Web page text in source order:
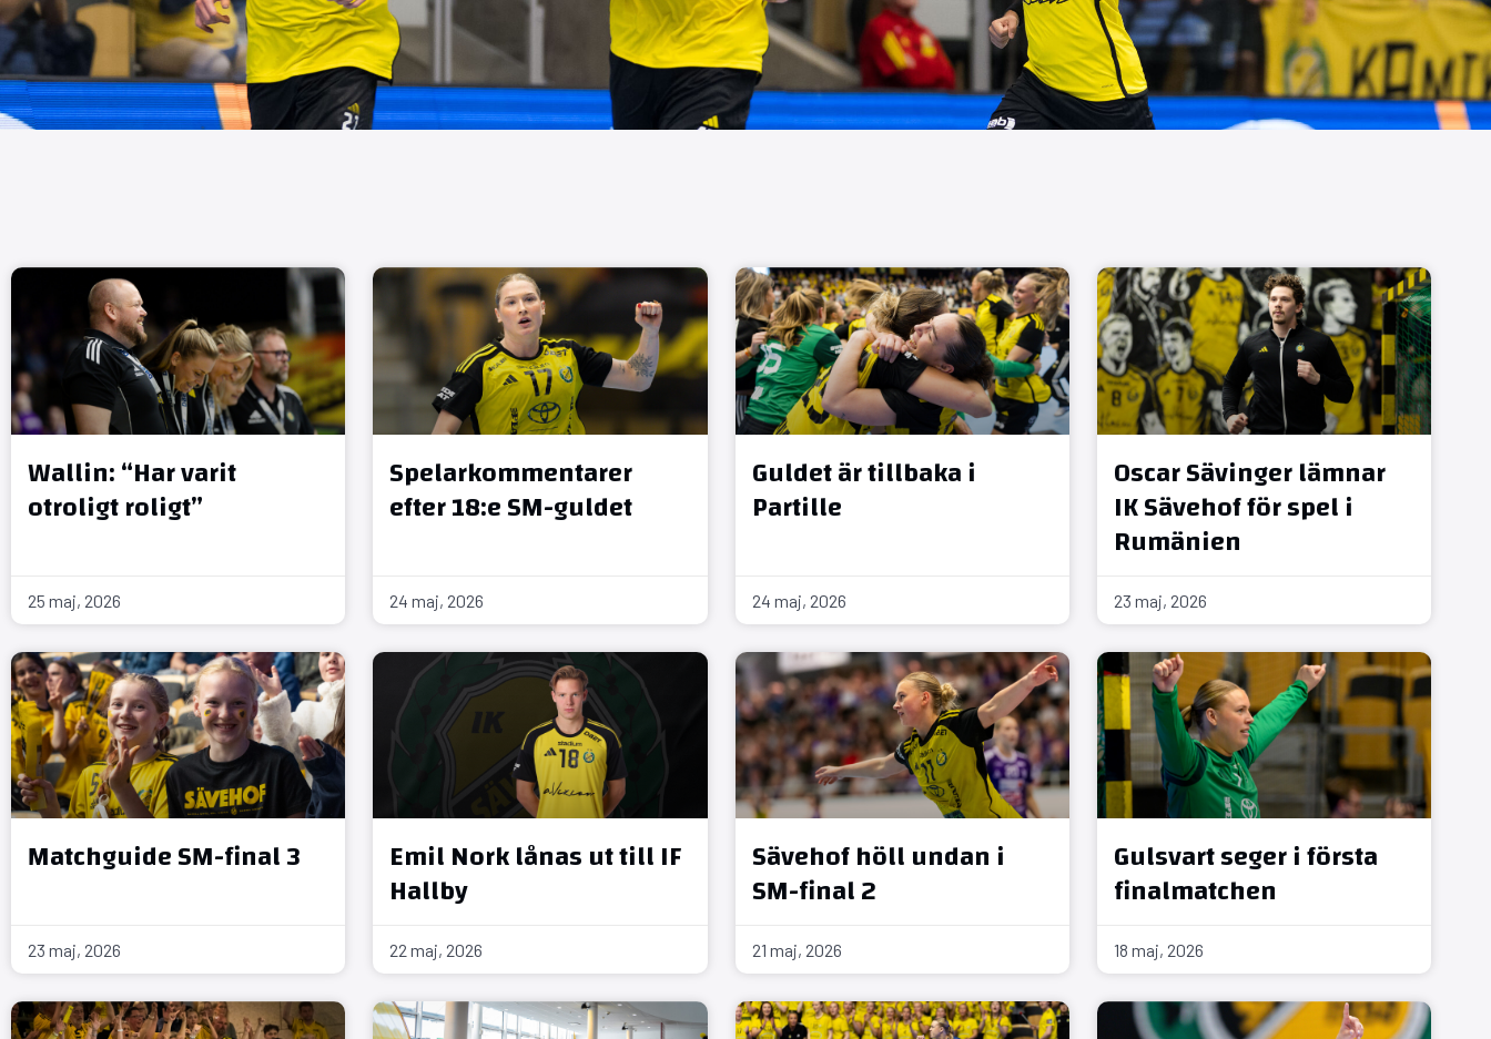
Wallin: “Har varit
otroligt roligt”
25 maj, 2026
Spelarkommentarer
efter 18:e SM-guldet
24 maj, 2026
Guldet är tillbaka i
Partille
24 maj, 2026
Oscar Sävinger lämnar
IK Sävehof för spel i
Rumänien
23 maj, 2026
Matchguide SM-final 3
23 maj, 2026
Emil Nork lånas ut till IF
Hallby
22 maj, 2026
Sävehof höll undan i
SM-final 2
21 maj, 2026
Gulsvart seger i första
finalmatchen
18 maj, 2026